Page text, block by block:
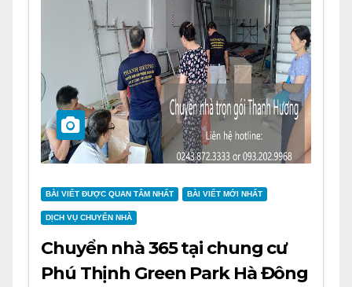
BÀI VIẾT ĐƯỢC QUAN TÂM NHẤT BÀI VIẾT MỚI NHẤT
DỊCH VỤ CHUYỂN NHÀ
Chuyển nhà 365 tại chung cư
Phú Thịnh Green Park Hà Đông